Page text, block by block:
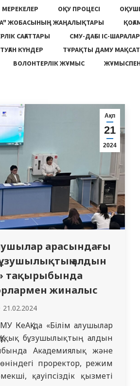
МЕРЕКЕЛЕР ОҚУ ПРОЦЕСІ
ЖОБАСЫНЫҢ ЖАҢАЛЫҚТАРЫ
САҒАТТАРЫ
СМУ-ДАҒЫ ІС-ШАРАЛАР
ТУҒАН КҮНДЕР
ТҰРАҚТЫ ДАМУ
ВОЛОНТЕРЛІК ЖҰМЫС
Ақп
21
2024
арасындағы
алдын
тақырыбында
жиналыс
21.02.2024
КеАҚ-да «Білім алушылар
бұзушылықтың алдын
Академиялық және
проректор, режим
қауіпсіздік қызметі